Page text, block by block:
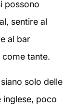
possono
sentire al
al bar
tante.
solo delle
inglese, poco